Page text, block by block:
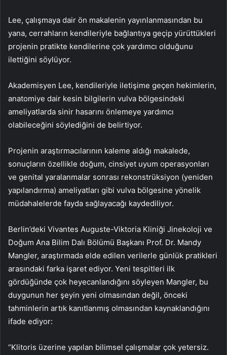
Lee, çalışmaya dair ön makalenin yayınlanmasından bu
yana, cerrahların kendileriyle bağlantıya geçip yürüttükleri
projenin pratikte kendilerine çok yardımcı olduğunu
ilettiğini söylüyor.
Akademisyen Lee, kendileriyle iletişime geçen hekimlerin,
anatomiye dair kesin bilgilerin vulva bölgesindeki
ameliyatlarda sinir hasarını önlemeye yardımcı
olabileceğini söylediğini de belirtiyor.
Projenin araştırmacılarının kaleme aldığı makalede,
sonuçların özellikle doğum, cinsiyet uyum operasyonları
ve genital yaralanmalar sonrası rekonstrüksiyon (yeniden
yapılandırma) ameliyatları gibi vulva bölgesine yönelik
müdahalelerde fayda sağlayacağı kaydediliyor.
Berlin’deki Vivantes Auguste-Viktoria Kliniği Jinekoloji ve
Doğum Ana Bilim Dalı Bölümü Başkanı Prof. Dr. Mandy
Mangler, araştırmada elde edilen verilerle günlük pratikleri
arasındaki farka işaret ediyor. Yeni tespitleri ilk
gördüğünde çok heyecanlandığını söyleyen Mangler, bu
duygunun her şeyin yeni olmasından değil, önceki
tahminlerin artık kanıtlanmış olmasından kaynaklandığını
ifade ediyor:
“Klitoris üzerine yapılan bilimsel çalışmalar çok yetersiz.